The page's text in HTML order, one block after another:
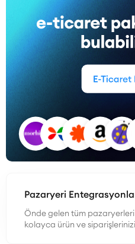
Pazaryeri
Önde gelen tüm
kolayca ürün ve